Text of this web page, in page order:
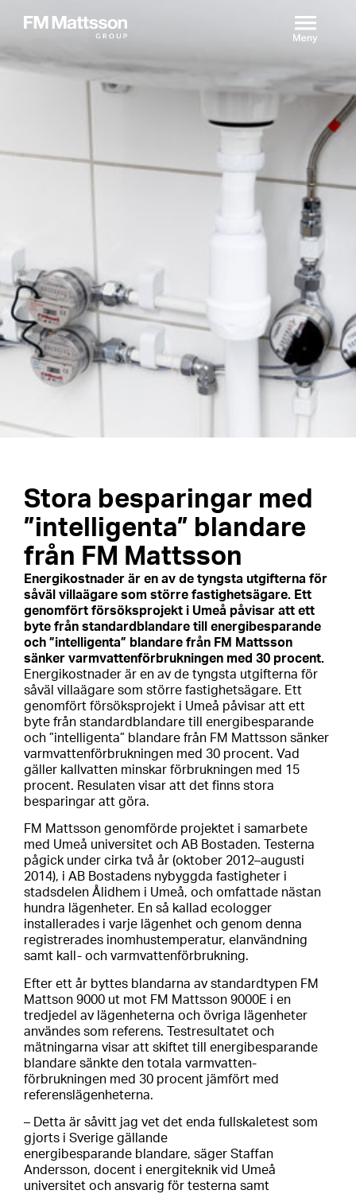
Stora besparingar med
”intelligenta” blandare
från FM Mattsson
Energikostnader är en av de tyngsta utgifterna för
såväl villaägare som större fastighetsägare. Ett
genomfört försöksprojekt i Umeå påvisar att ett
byte från standardblandare till energibesparande
och ”intelligenta” blandare från FM Mattsson
sänker varmvattenförbrukningen med 30 procent.
Energikostnader är en av de tyngsta utgifterna för
såväl villaägare som större fastighetsägare. Ett
genomfört försöksprojekt i Umeå påvisar att ett
byte från standardblandare till energibesparande
och ”intelligenta” blandare från FM Mattsson sänker
varmvattenförbrukningen med 30 procent. Vad
gäller kallvatten minskar förbrukningen med 15
procent. Resulaten visar att det finns stora
besparingar att göra.
FM Mattsson genomförde projektet i samarbete
med Umeå universitet och AB Bostaden. Testerna
pågick under cirka två år (oktober 2012–augusti
2014), i AB Bostadens nybyggda fastigheter i
stadsdelen Ålidhem i Umeå, och omfattade nästan
hundra lägenheter. En så kallad ecologger
installerades i varje lägenhet och genom denna
registrerades inomhustemperatur, elanvändning
samt kall- och varmvattenförbrukning.
Efter ett år byttes blandarna av standardtypen FM
Mattson 9000 ut mot FM Mattsson 9000E i en
tredjedel av lägenheterna och övriga lägenheter
användes som referens. Testresultatet och
mätningarna visar att skiftet till energibesparande
blandare sänkte den totala varmvatten-
förbrukningen med 30 procent jämfört med
referenslägenheterna.
– Detta är såvitt jag vet det enda fullskaletest som
gjorts i Sverige gällande
energibesparande blandare, säger Staffan
Andersson, docent i energiteknik vid Umeå
universitet och ansvarig för testerna samt